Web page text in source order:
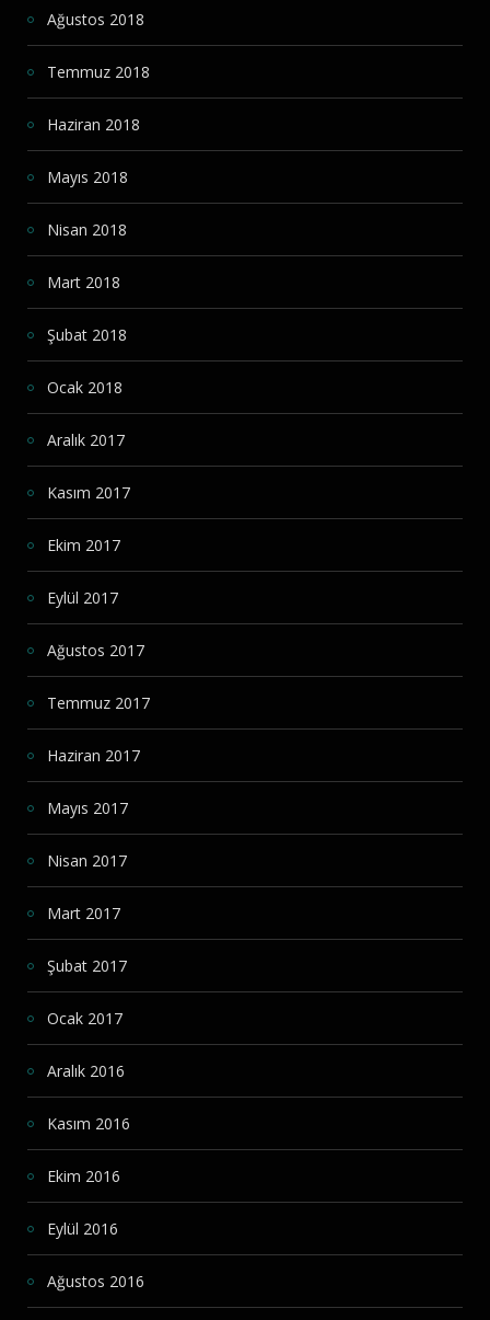
Ağustos 2018
Temmuz 2018
Haziran 2018
Mayıs 2018
Nisan 2018
Mart 2018
Şubat 2018
Ocak 2018
Aralık 2017
Kasım 2017
Ekim 2017
Eylül 2017
Ağustos 2017
Temmuz 2017
Haziran 2017
Mayıs 2017
Nisan 2017
Mart 2017
Şubat 2017
Ocak 2017
Aralık 2016
Kasım 2016
Ekim 2016
Eylül 2016
Ağustos 2016